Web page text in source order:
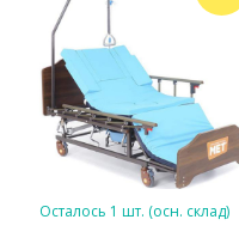
Осталось 1 шт. (осн. склад)